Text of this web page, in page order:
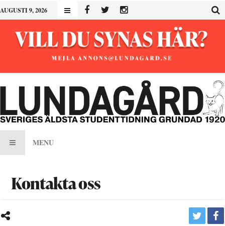
AUGUSTI 9, 2026
MENU
Kontakta oss